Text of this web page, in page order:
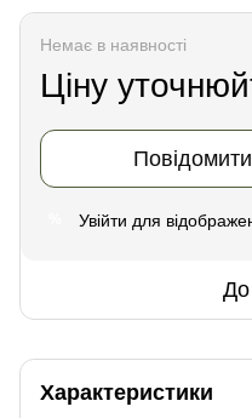
Немає в наявності
Ціну
Увійти для
До
Характеристики